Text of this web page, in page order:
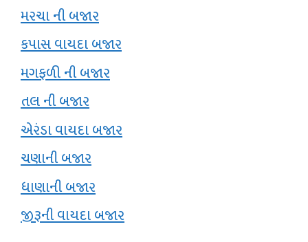
મરચા ની બજાર
કપાસ વાયદા બજાર
મગફળી ની બજાર
તલ ની બજાર
એરંડા વાયદા બજાર
ચણાની બજાર
ધાણાની બજાર
જીરૂની વાયદા બજાર